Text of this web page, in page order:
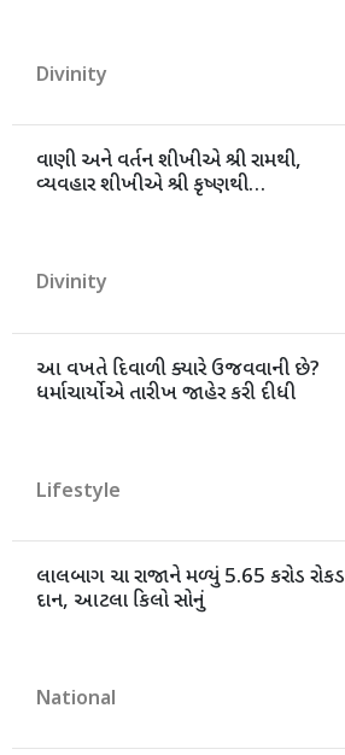
Divinity
વાણી અને વર્તન શીખીએ શ્રી રામથી,
વ્યવહાર શીખીએ શ્રી કૃષ્ણથી…
Divinity
આ વખતે દિવાળી ક્યારે ઉજવવાની છે?
ધર્માચાર્યોએ તારીખ જાહેર કરી દીધી
Lifestyle
લાલબાગ ચા રાજાને મળ્યું 5.65 કરોડ રોકડ
દાન, આટલા કિલો સોનું
National